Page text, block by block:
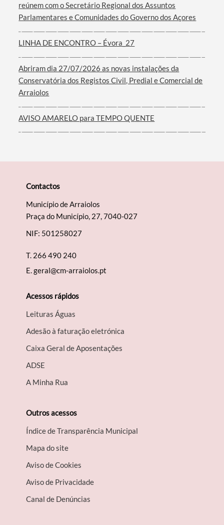
reúnem com o Secretário Regional dos Assuntos
Parlamentares e Comunidades do Governo dos Açores
LINHA DE ENCONTRO – Évora_27
Abriram dia 27/07/2026 as novas instalações da
Conservatória dos Registos Civil, Predial e Comercial de
Arraiolos
AVISO AMARELO para TEMPO QUENTE
Contactos
Município de Arraiolos
Praça do Município, 27, 7040-027
NIF: 501258027
T. 266 490 240
E.geral@cm-arraiolos.pt
Acessos rápidos
Leituras Águas
Adesão à faturação eletrónica
Caixa Geral de Aposentações
A​DSE
A Minha Rua
Outros acessos
Índice de Transparência Municipal
Mapa do site
Aviso de Cookies
Aviso de Privacidade
Canal de Denúncias